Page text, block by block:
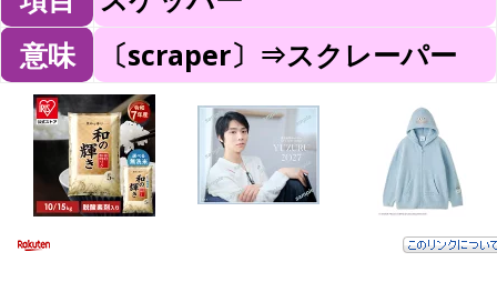
意味
〔scraper〕⇒スクレーパー